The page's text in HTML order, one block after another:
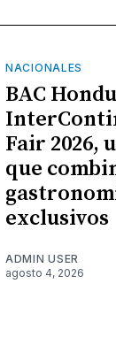
NACIONALES
BAC
Fair 2026,
que
exclusivos
ADMIN USER
agosto 4, 2026